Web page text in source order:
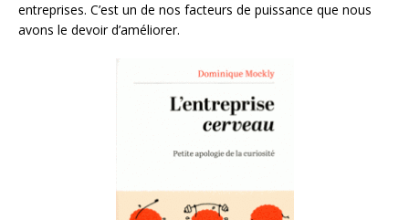
entreprises. C’est un de nos facteurs de puissance que nous
avons le devoir d’améliorer.